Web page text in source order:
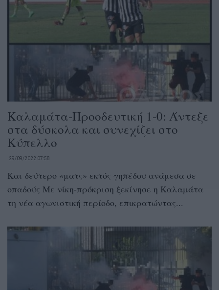
Καλαμάτα-Προοδευτική 1-0: Άντεξε
στα δύσκολα και συνεχίζει στο
Κύπελλο
29/09/2022 07:58
Και δεύτερο «ματς» εκτός γηπέδου ανάμεσα σε
οπαδούς Με νίκη-πρόκριση ξεκίνησε η Καλαμάτα
τη νέα αγωνιστική περίοδο, επικρατώντας...